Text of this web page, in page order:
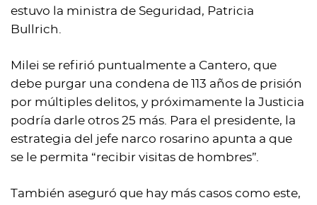
estuvo la ministra de Seguridad, Patricia
Bullrich.
Milei se refirió puntualmente a Cantero, que
debe purgar una condena de 113 años de prisión
por múltiples delitos, y próximamente la Justicia
podría darle otros 25 más. Para el presidente, la
estrategia del jefe narco rosarino apunta a que
se le permita “recibir visitas de hombres”.
También aseguró que hay más casos como este,